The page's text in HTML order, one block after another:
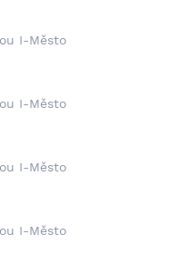
I-Město
I-Město
I-Město
I-Město